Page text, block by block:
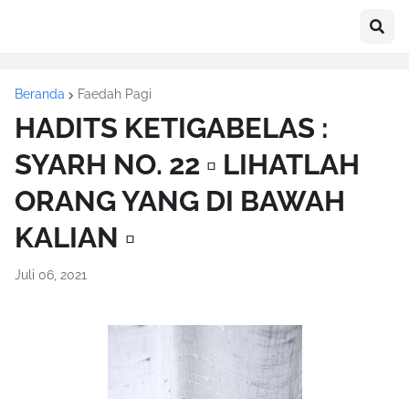
Beranda Faedah Pagi
HADITS KETIGABELAS :
SYARH NO. 22 ▫️ LIHATLAH
ORANG YANG DI BAWAH
KALIAN ▫️
Juli 06, 2021